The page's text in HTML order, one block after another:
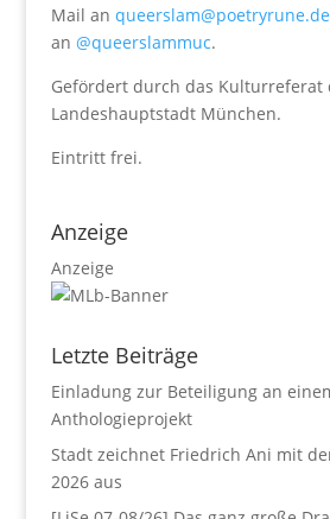
Mail an queerslam@poetryrune.de
an @queerslammuc.
Gefördert durch das Kulturreferat
Landeshauptstadt München.
Eintritt frei.
Anzeige
Anzeige
Letzte Beiträge
Einladung zur Beteiligung an
Anthologieprojekt
Stadt zeichnet Friedrich Ani mit
2026 aus